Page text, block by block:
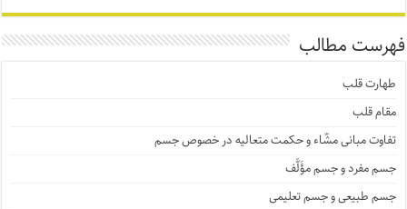
فهرست مطالب
طهارت قلب
مقام قلب
تفاوت مبانی مشّاء و حکمت متعالیه در خصوص جسم
جسم مفرد و جسم مؤَلَّف
جسم طبیعی و جسم تعلیمی